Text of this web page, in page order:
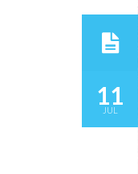
11
JUL